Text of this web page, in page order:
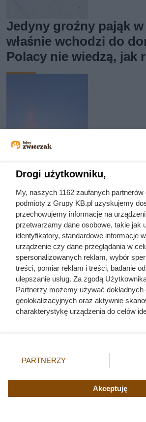
Jedyny groźny pająk
właśnie wchodzi do
Polacy nie wiedzą, jak
Anna Kurkowska -
i zwłoki w ognisku
Drogi użytkowniku,
My, naszych 1162 zaufanych partnerów
podmioty z Grupy KB.pl uzyskujemy
przechowujemy informacje na
przetwarzamy dane osobowe, takie jak
identyfikatory, standardowe informacje
urządzenie czy dane przeglądania w
spersonalizowanych reklam, wybór
treści, pomiar reklam i treści, badanie
ulepszanie usług. Za zgodą
Partnerzy możemy używać dokładnych
geolokalizacyjnych oraz aktywnie
charakterystykę urządzenia do celów
zmienić/wycofać klikając przycisk
znajdujący się w lewym dolnym rogu
użytkownika, ale masz prawo
przetwarzaniu. Preferencje będą miały
PARTNERZY
Akceptuję